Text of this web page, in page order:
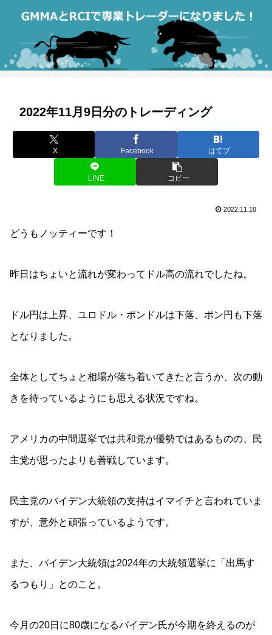
2022年11月9日分のトレーディング
X Facebook はてブ
LINE コピー
2022.11.10
どうもノッティーです！
昨日はちょいと流れが変わってドル高の流れでしたね。
ドル円は上昇、ユロドル・ポンドルは下落、ポン円も下落
となりました。
全体としてちょと相場が落ち着いてきたと言うか、次の動
きを待っているようにも思える状況ですね。
アメリカの中間選挙では共和党が優勢ではあるものの、民
主党が思ったよりも善戦しています。
民主党のバイデン大統領の支持はイマイチと言われていま
すが、意外と頑張っているようです。
また、バイデン大統領は2024年の大統領選挙に「出馬す
るつもり」とのこと。
今月の20日に80歳になるバイデン氏が今期を終えるのが